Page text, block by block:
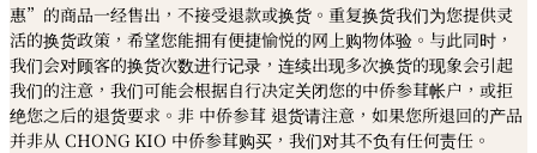
惠”的商品一经售出，不接受退款或换货。重复换货我们为您提供灵
活的换货政策，希望您能拥有便捷愉悦的网上购物体验。与此同时，
我们会对顾客的换货次数进行记录，连续出现多次换货的现象会引起
我们的注意，我们可能会根据自行决定关闭您的中侨参茸帐户，或拒
绝您之后的退货要求。非 中侨参茸 退货请注意，如果您所退回的产品
并非从 CHONG KIO 中侨参茸购买，我们对其不负有任何责任。